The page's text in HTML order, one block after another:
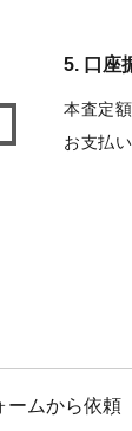
5. 口座
本査定
お支払
ームから依頼